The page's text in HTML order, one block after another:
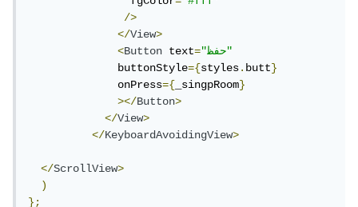
/>
</View>
<Button text=
"حفظ"
              buttonStyle
={styles.butt}
              onPress
={ _singpRoom}
></Button>
</View>
</KeyboardAvoidingView>
</ScrollView>
)
};